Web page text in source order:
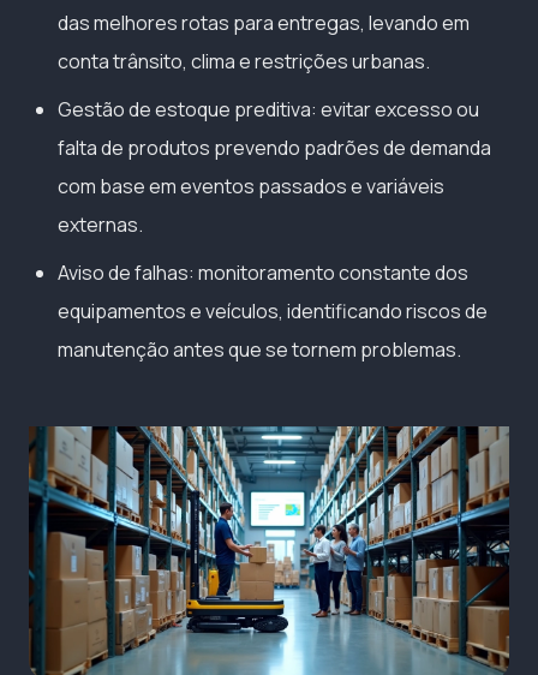
das melhores rotas para entregas, levando em
conta trânsito, clima e restrições urbanas.
Gestão de estoque preditiva: evitar excesso ou
falta de produtos prevendo padrões de demanda
com base em eventos passados e variáveis
externas.
Aviso de falhas: monitoramento constante dos
equipamentos e veículos, identificando riscos de
manutenção antes que se tornem problemas.